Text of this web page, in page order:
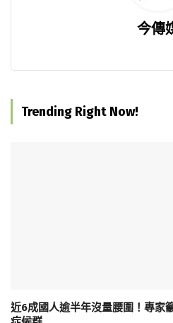
今傳
Trending Right Now!
近6成國人逾半年沒量腰圍！專